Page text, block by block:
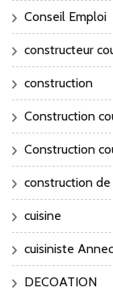
Conseil Emploi
constructeur
construction
Construction
Construction
construction
cuisine
cuisiniste
DECOATION